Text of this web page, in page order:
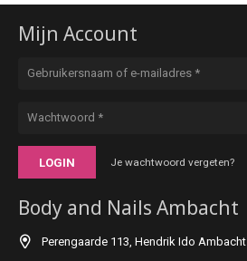
Mijn Account
LOGIN Je wachtwoord vergeten?
Body and Nails Ambacht
Perengaarde 113, Hendrik Ido Ambacht